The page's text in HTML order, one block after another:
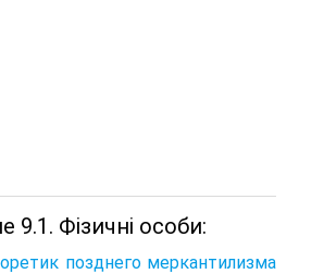
9.1. Фізичні особи:
позднего меркантилизма